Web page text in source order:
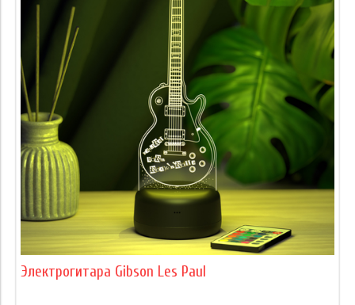
Электрогитара Gibson Les Paul